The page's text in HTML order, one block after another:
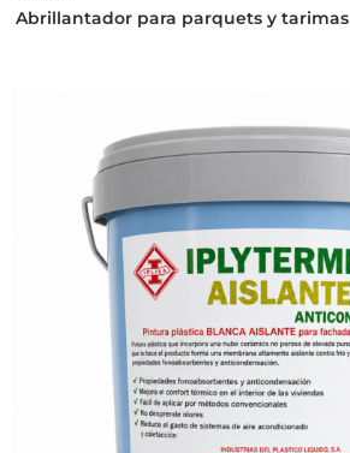
Abrillantador para parquets y tarimas